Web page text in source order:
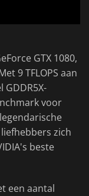
GTX 1080,
9 TFLOPS aan
voor
liefhebbers zich
beste
een aantal